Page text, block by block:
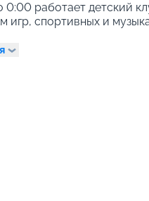
работает детский
спортивных и